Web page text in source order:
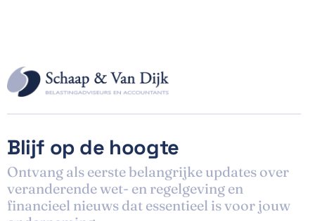
Blijf op de hoogte
Ontvang als eerste belangrijke updates over
veranderende wet- en regelgeving en
financieel nieuws dat essentieel is voor jouw